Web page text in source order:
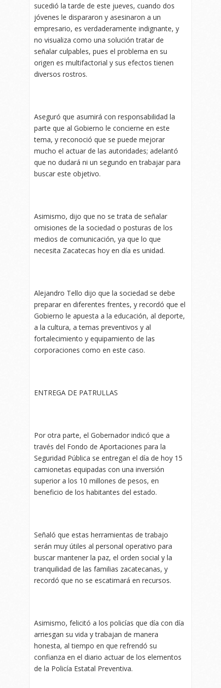
sucedió la tarde de este jueves, cuando dos
jóvenes le dispararon y asesinaron a un
empresario, es verdaderamente indignante, y
no visualiza como una solución tratar de
señalar culpables, pues el problema en su
origen es multifactorial y sus efectos tienen
diversos rostros.
Aseguró que asumirá con responsabilidad la
parte que al Gobierno le concierne en este
tema, y reconoció que se puede mejorar
mucho el actuar de las autoridades; adelantó
que no dudará ni un segundo en trabajar para
buscar este objetivo.
Asimismo, dijo que no se trata de señalar
omisiones de la sociedad o posturas de los
medios de comunicación, ya que lo que
necesita Zacatecas hoy en día es unidad.
Alejandro Tello dijo que la sociedad se debe
preparar en diferentes frentes, y recordó que el
Gobierno le apuesta a la educación, al deporte,
a la cultura, a temas preventivos y al
fortalecimiento y equipamiento de las
corporaciones como en este caso.
ENTREGA DE PATRULLAS
Por otra parte, el Gobernador indicó que a
través del Fondo de Aportaciones para la
Seguridad Pública se entregan el día de hoy 15
camionetas equipadas con una inversión
superior a los 10 millones de pesos, en
beneficio de los habitantes del estado.
Señaló que estas herramientas de trabajo
serán muy útiles al personal operativo para
buscar mantener la paz, el orden social y la
tranquilidad de las familias zacatecanas, y
recordó que no se escatimará en recursos.
Asimismo, felicitó a los policías que día con día
arriesgan su vida y trabajan de manera
honesta, al tiempo en que refrendó su
confianza en el diario actuar de los elementos
de la Policía Estatal Preventiva.